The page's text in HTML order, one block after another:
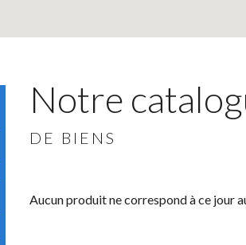
Notre
DE BIENS
Aucun produit ne correspond à ce jour